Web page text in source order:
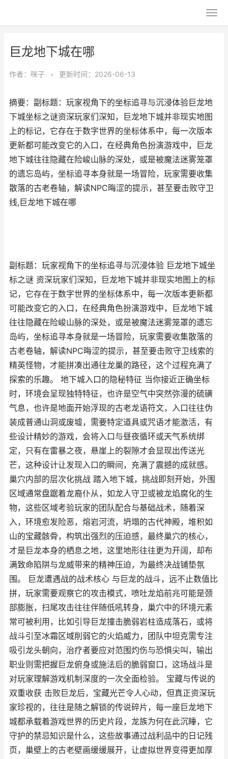
巨龙地下城在哪
作者： 咪子 • 更新时间：2026-06-13
摘要：副标题：玩家视角下的坐标追寻与沉浸体验巨龙地
下城坐标之谜资深玩家们深知，巨龙地下城并非现实地图
上的标记，它存在于数字世界的坐标体系中，每一次版本
更新都可能改变它的入口，在经典角色扮演游戏中，巨龙
地下城往往隐藏在险峻山脉的深处，或是被魔法迷雾笼罩
的遗忘岛屿，坐标追寻本身就是一场冒险，玩家需要收集
散落的古老卷轴，解读NPC晦涩的提示，甚至要击败守卫
线,巨龙地下城在哪
副标题：玩家视角下的坐标追寻与沉浸体验 巨龙地下城坐
标之谜 资深玩家们深知，巨龙地下城并非现实地图上的标
记，它存在于数字世界的坐标体系中，每一次版本更新都
可能改变它的入口，在经典角色扮演游戏中，巨龙地下城
往往隐藏在险峻山脉的深处，或是被魔法迷雾笼罩的遗忘
岛屿，坐标追寻本身就是一场冒险，玩家需要收集散落的
古老卷轴，解读NPC晦涩的提示，甚至要击败守卫线索的
精英怪物，才能拼凑出通往龙巢的路径，这个过程充满了
探索的乐趣。 地下城入口的隐秘特征 当你接近正确坐标
时，环境会呈现独特特征，也许是空气中突然弥漫的硫磺
气息，也许是地面开始浮现的古老龙语符文，入口往往伪
装成普通山洞或废墟，需要特定道具或咒语才能激活，有
些设计精妙的游戏，会将入口与昼夜循环或天气系统绑
定，只有在雷暴之夜，悬崖上的裂隙才会显现出传送光
芒，这种设计让发现入口的瞬间，充满了震撼的成就感。
巢穴内部的层次化挑战 踏入地下城，挑战即刻开始，外围
区域通常盘踞着龙裔仆从，如龙人守卫或被龙焰腐化的生
物，这些区域考验玩家的团队配合与基础战术，随着深
入，环境愈发险恶，熔岩河流，坍塌的古代神殿，堆积如
山的宝藏骸骨，构筑出强烈的压迫感，最终巢穴的核心，
才是巨龙本身的栖息之地，这里地形往往更为开阔，却布
满致命陷阱与龙威带来的精神压迫，为最终决战铺垫氛
围。 巨龙遭遇战的战术核心 与巨龙的战斗，远不止数值比
拼，玩家需要观察它的攻击模式，喷吐龙焰前兆可能是颈
部膨胀，扫尾攻击往往伴随低吼转身，巢穴中的环境元素
常可被利用，比如引导巨龙撞击脆弱岩柱造成落石，或将
战斗引至冰霜区域削弱它的火焰威力，团队中坦克需专注
吸引龙头朝向，治疗者要应对范围灼伤与恐惧尖叫，输出
职业则需把握巨龙俯身或施法后的脆弱窗口，这场战斗是
对玩家理解游戏机制深度的一次全面检验。 宝藏与传说的
双重收获 击败巨龙后，宝藏光芒令人心动，但真正资深玩
家珍视的，往往是随之解锁的传说碎片，每一座巨龙地下
城都承载着游戏世界的历史片段，龙族为何在此沉睡，它
守护的禁忌知识是什么，这些故事通过战利品中的日记残
页，巢壁上的古老壁画缓缓展开，让虚拟世界变得更加厚